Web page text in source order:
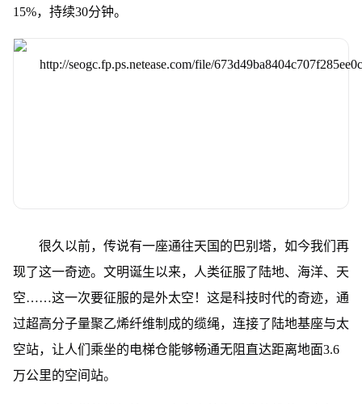
15%，持续30分钟。
很久以前，传说有一座通往天国的巴别塔，如今我们再
现了这一奇迹。文明诞生以来，人类征服了陆地、海洋、天
空……这一次要征服的是外太空！这是科技时代的奇迹，通
过超高分子量聚乙烯纤维制成的缆绳，连接了陆地基座与太
空站，让人们乘坐的电梯仓能够畅通无阻直达距离地面3.6
万公里的空间站。